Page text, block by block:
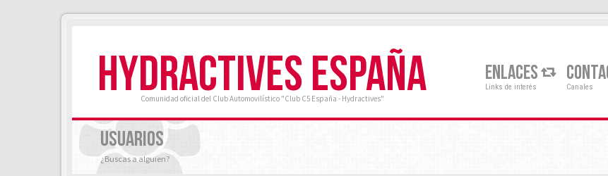
HYDRACTIVES ESPAÑA
Comunidad oficial del Club Automovilístico "Club C5 España - Hydractives"
ENLACES
Links de interés Canales
USUARIOS
¿Buscas a alguien?